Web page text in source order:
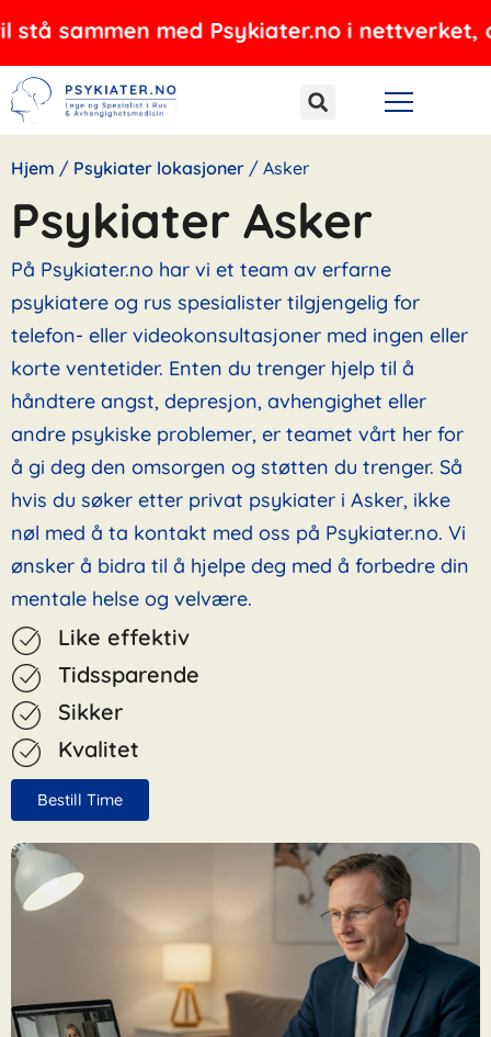
Hopp
til
innholdet
med Psykiater.no i nettverket, og
Hjem / Psykiater lokasjoner / Asker
Psykiater Asker
På Psykiater.no har vi et team av erfarne
psykiatere og rus spesialister tilgjengelig for
telefon- eller videokonsultasjoner med ingen eller
korte ventetider. Enten du trenger hjelp til å
håndtere angst, depresjon, avhengighet eller
andre psykiske problemer, er teamet vårt her for
å gi deg den omsorgen og støtten du trenger. Så
hvis du søker etter privat psykiater i Asker, ikke
nøl med å ta kontakt med oss på Psykiater.no. Vi
ønsker å bidra til å hjelpe deg med å forbedre din
mentale helse og velvære.
Like effektiv
Tidssparende
Sikker
Kvalitet
Bestill Time